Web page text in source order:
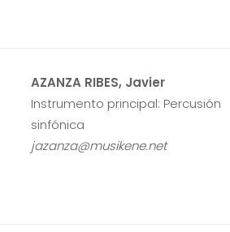
AZANZA RIBES, Javier
Instrumento principal: Percusión
sinfónica
jazanza@musikene.net